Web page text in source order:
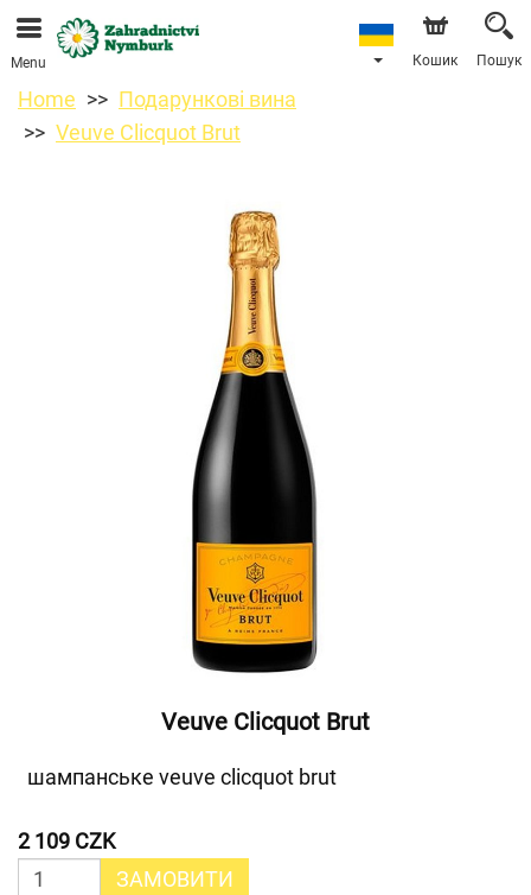
Ми приймаємо замовлення через наш інтернет-
магазин. Найближча можлива дата доставки —
11.08.2026 у зв’язку з відпусткою.
Menu Кошик Пошук
Home
Подарункові вина
Veuve Clicquot Brut
Veuve Clicquot Brut
шампанське veuve clicquot brut
2 109 CZK
ЗАМОВИТИ